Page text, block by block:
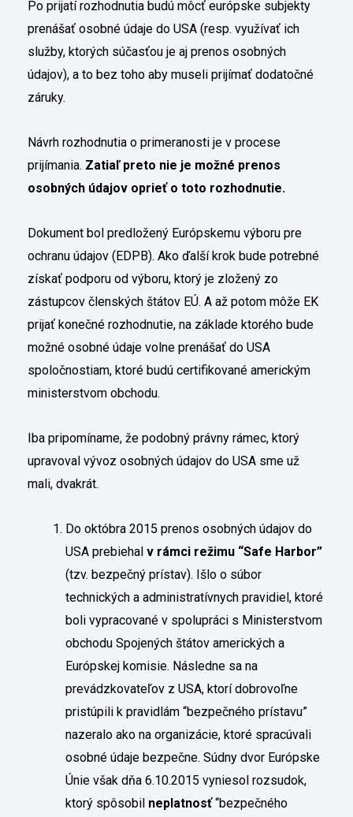
Po prijatí rozhodnutia budú môcť európske subjekty
prenášať osobné údaje do USA (resp. využívať ich
služby, ktorých súčasťou je aj prenos osobných
údajov), a to bez toho aby museli prijímať dodatočné
záruky.
Návrh rozhodnutia o primeranosti je v procese
prijímania. Zatiaľ preto nie je možné prenos
osobných údajov oprieť o toto rozhodnutie.
Dokument bol predložený Európskemu výboru pre
ochranu údajov (EDPB). Ako ďalší krok bude potrebné
získať podporu od výboru, ktorý je zložený zo
zástupcov členských štátov EÚ. A až potom môže EK
prijať konečné rozhodnutie, na základe ktorého bude
možné osobné údaje volne prenášať do USA
spoločnostiam, ktoré budú certifikované americkým
ministerstvom obchodu.
Iba pripomíname, že podobný právny rámec, ktorý
upravoval vývoz osobných údajov do USA sme už
mali, dvakrát.
Do októbra 2015 prenos osobných údajov do
USA prebiehal v rámci režimu “Safe Harbor”
(tzv. bezpečný prístav). Išlo o súbor
technických a administratívnych pravidiel, ktoré
boli vypracované v spolupráci s Ministerstvom
obchodu Spojených štátov amerických a
Európskej komisie. Následne sa na
prevádzkovateľov z USA, ktorí dobrovoľne
pristúpili k pravidlám “bezpečného prístavu”
nazeralo ako na organizácie, ktoré spracúvali
osobné údaje bezpečne. Súdny dvor Európske
Únie však dňa 6.10.2015 vyniesol rozsudok,
ktorý spôsobil neplatnosť“bezpečného